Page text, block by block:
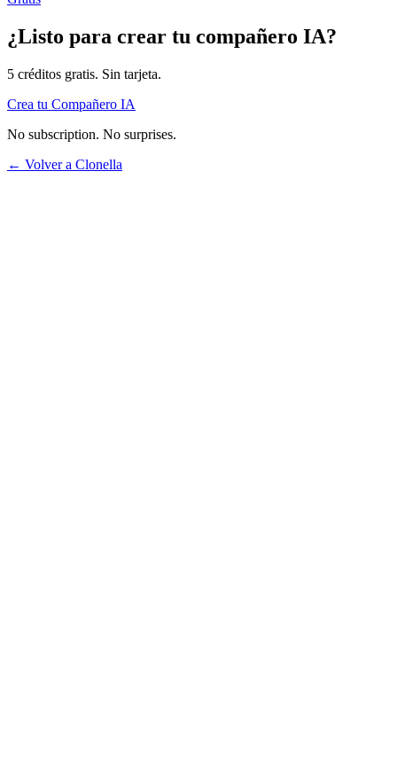
¿Listo para crear tu compañero IA?
5 créditos gratis. Sin tarjeta.
Crea tu Compañero IA
No subscription. No surprises.
← Volver a Clonella